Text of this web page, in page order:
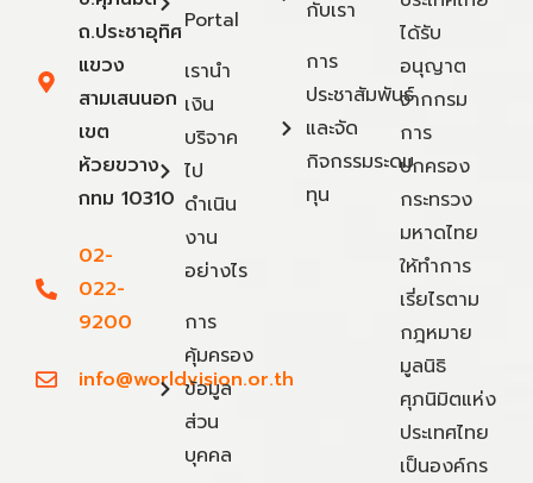
ถ.ประชาอุทิศ
แขวง
สามเสนนอก
เขต
ห้วยขวาง
กทม 10310
02-
022-
9200
info@worldvision.or.th
Portal
เรานำ
เงิน
บริจาค
ไป
ดำเนิน
งาน
อย่างไร
การ
คุ้มครอง
ข้อมูล
ส่วน
บุคคล
กับเรา
การ
ประชาสัมพันธ์
และจัด
กิจกรรมระดม
ทุน
ได้รับ
อนุญาต
จากกรม
การ
ปกครอง
กระทรวง
มหาดไทย
ให้ทำการ
เรี่ยไรตาม
กฎหมาย
มูลนิธิ
ศุภนิมิตแห่ง
ประเทศไทย
เป็นองค์กร